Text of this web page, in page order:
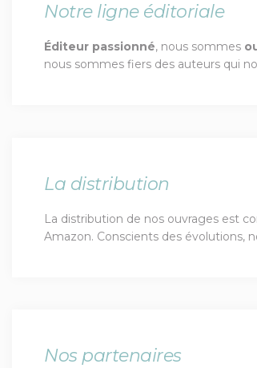
Notre ligne éditoriale
Éditeur passionné, nous sommes
nous sommes fiers des auteurs qui
La distribution
La distribution de nos ouvrages est
Amazon. Conscients des évolutions,
Nos partenaires